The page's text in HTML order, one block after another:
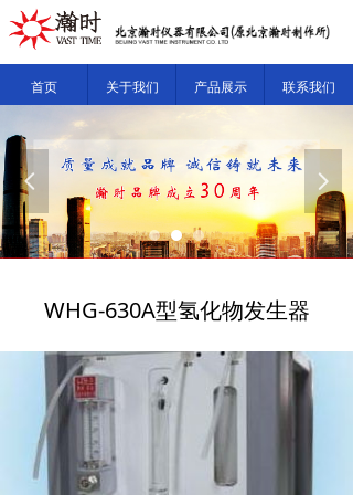
首页 关于我们 产品展示 联系我们
넳 넲
WHG-630A型氢化物发生器